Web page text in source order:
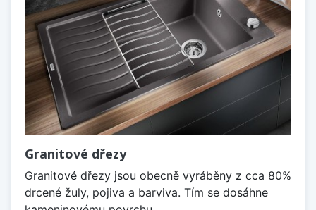
Granitové dřezy
Granitové dřezy jsou obecně vyráběny z cca 80%
drcené žuly, pojiva a barviva. Tím se dosáhne